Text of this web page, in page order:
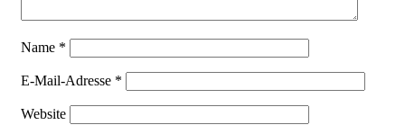
Name *
E-Mail-Adresse *
Website